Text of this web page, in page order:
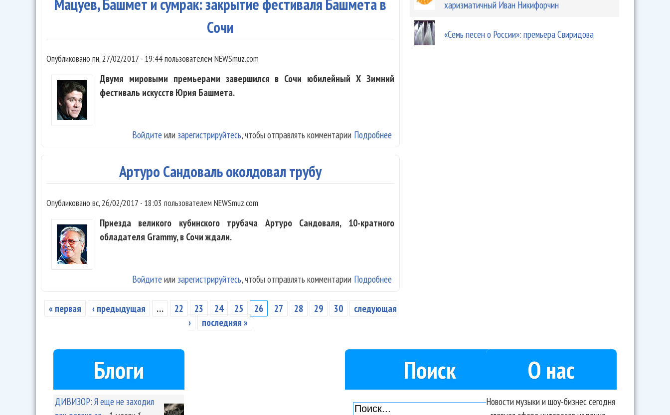
Мацуев, Башмет и сумрак: закрытие фестиваля Башмета в
Сочи
Опубликовано пн, 27/02/2017 - 19:44пользователем NEWSmuz.com
Двумя мировыми премьерами завершился в Сочи юбилейный X Зимний
фестиваль искусств Юрия Башмета.
Подробнее
Войдите или зарегистрируйтесь, чтобы отправлять комментарии
Артуро Сандоваль околдовал трубу
Опубликовано вс, 26/02/2017 - 18:03 пользователем NEWSmuz.com
Приезда великого кубинского трубача Артуро Сандоваля, 10-кратного
обладателя Grammy, в Сочи ждали.
Подробнее
Войдите или зарегистрируйтесь, чтобы отправлять комментарии
« первая ‹ предыдущая … 22 23 24 25 26 27 28 29 30
следующая
›
последняя »
харизматичный Иван Никифорчин
«Семь песен о России»: премьера Свиридова
Блоги
ДИВИЗОР: Я еще не заходил
Поиск О нас
Новости музыки и шоу-бизнес сегодня